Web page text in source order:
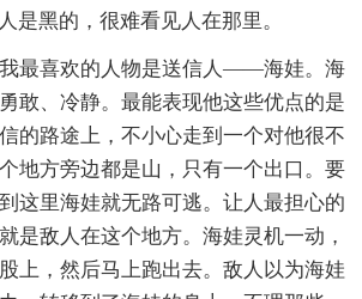
是黑的，很难看见人在那里。
最喜欢的人物是送信人——海娃。海
敢、冷静。最能表现他这些优点的是
的路途上，不小心走到一个对他很不
地方旁边都是山，只有一个出口。要
这里海娃就无路可逃。让人最担心的
是敌人在这个地方。海娃灵机一动，
上，然后马上跑出去。敌人以为海娃